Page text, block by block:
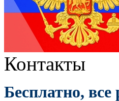
Контакты
Бесплатно,